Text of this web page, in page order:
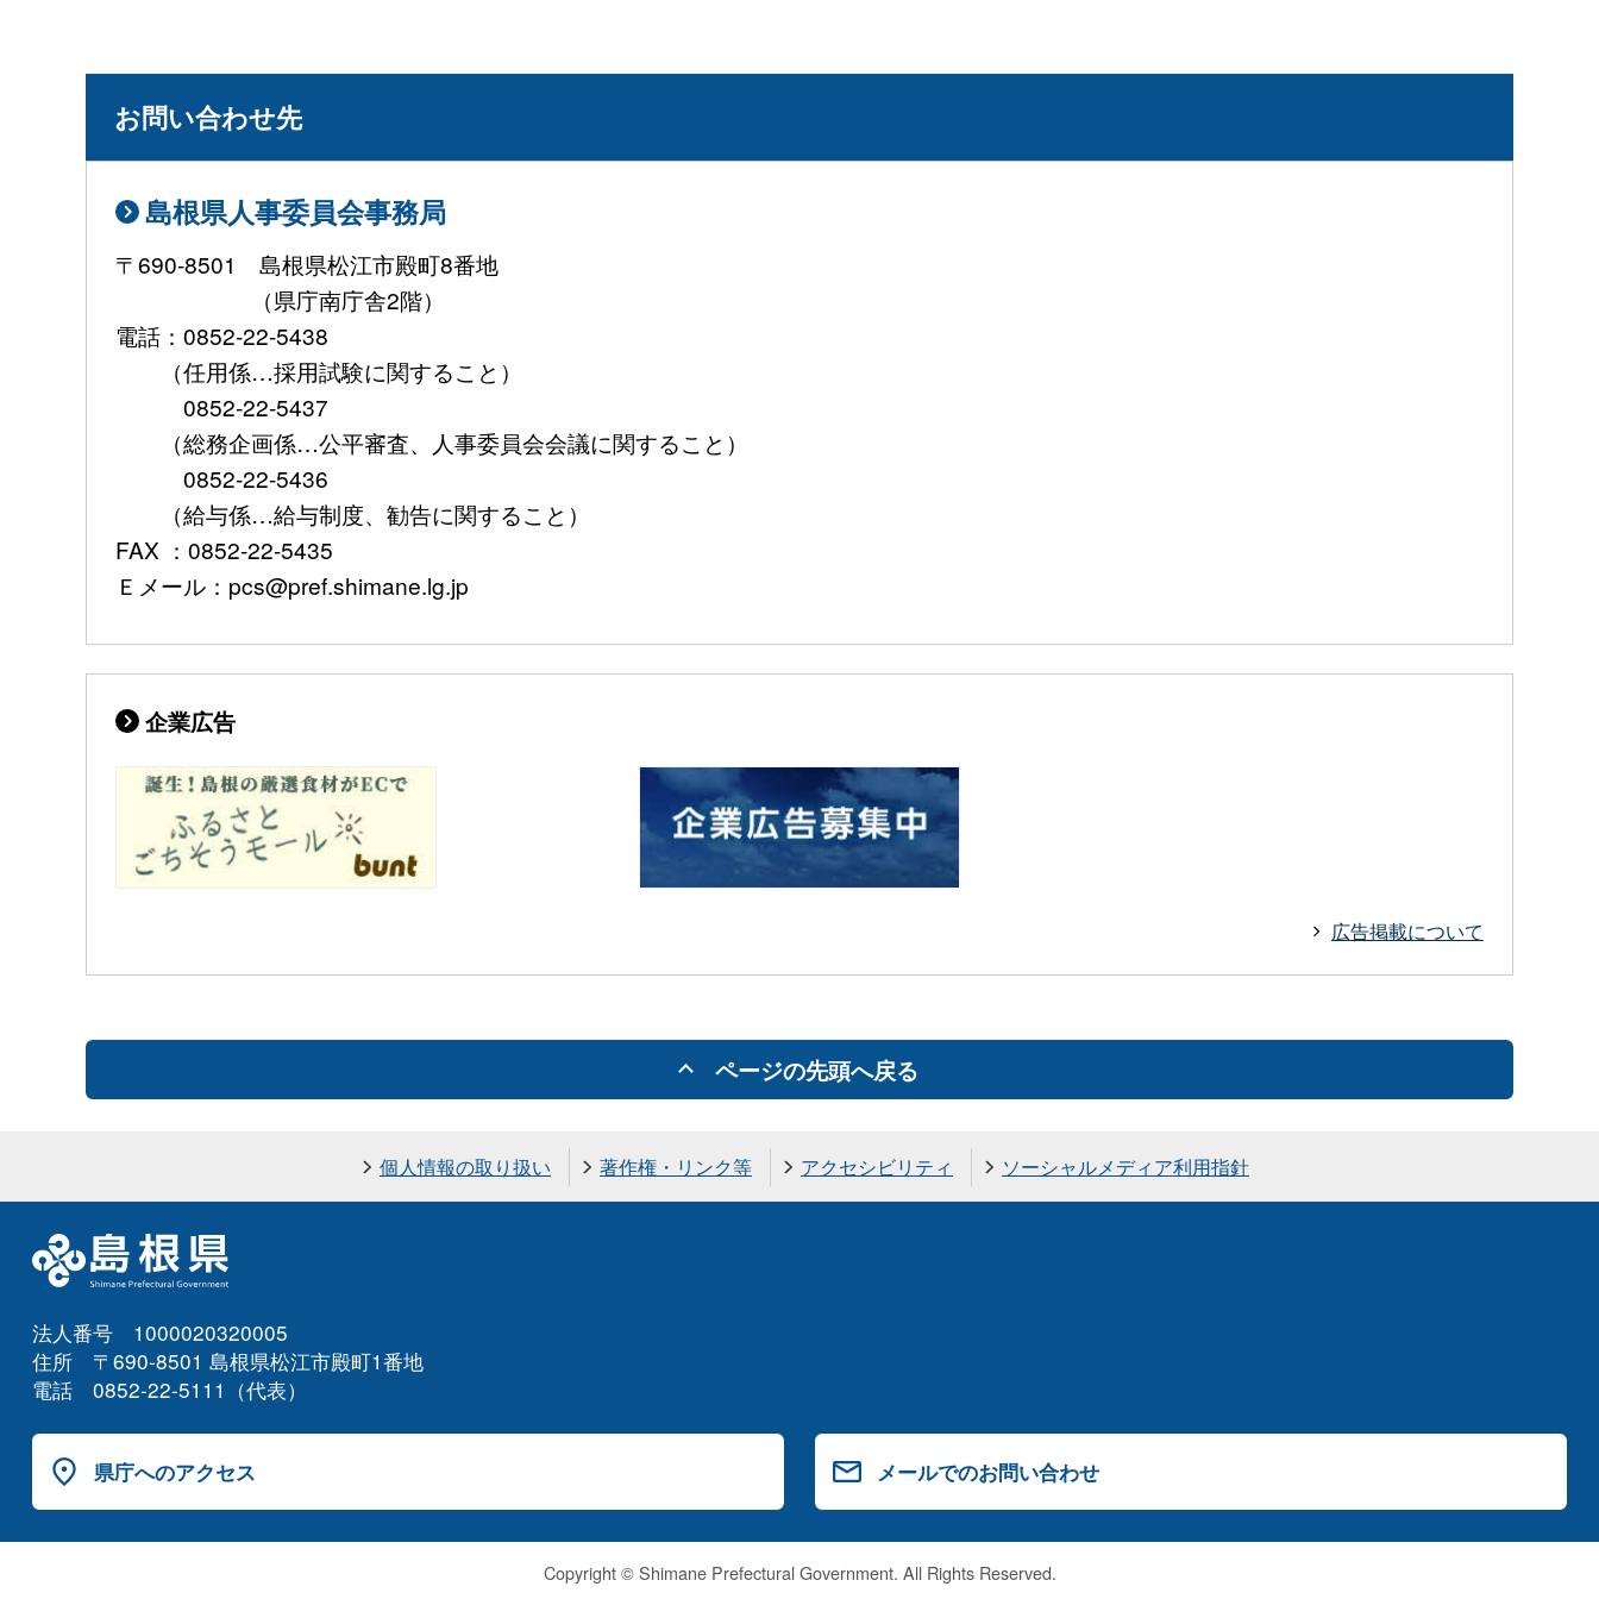
お問い合わせ先
島根県人事委員会事務局
〒690-8501 島根県松江市殿町8番地
（県庁南庁舎2階）
電話：0852-22-5438
（任用係…採用試験に関すること）
0852-22-5437
（総務企画係…公平審査、人事委員会会議に関すること）
0852-22-5436
（給与係…給与制度、勧告に関すること）
FAX ：0852-22-5435
Ｅメール：pcs@pref.shimane.lg.jp
企業広告
広告掲載について
ページの先頭へ戻る
個人情報の取り扱い 著作権・リンク等 アクセシビリティ ソーシャルメディア利用指針
法人番号 1000020320005
住所 〒690-8501 島根県松江市殿町1番地
電話 0852-22-5111（代表）
県庁へのアクセス メールでのお問い合わせ
Copyright © Shimane Prefectural Government. All Rights Reserved.